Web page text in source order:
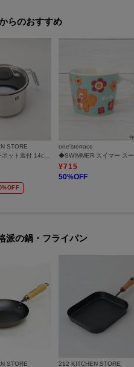
らのおすすめ
STORE
◆Picoマルチポット蓋付 14cm ＜ZWILLING ツヴィリング＞
one'sterrace
¥715
50%OFF
派の鍋・フライパン
STORE
212 KITCHEN STORE